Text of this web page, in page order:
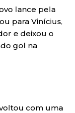
lance pela
para Vinícius,
e deixou o
gol na
com uma